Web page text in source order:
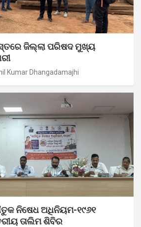
ଜିଲ୍ଲା ପରିଷଦ ମୁଖ୍ୟ
Kumar Dhangadamajhi
ନିଷେଧ ଅଧିନିୟମ-୧୯୬୧
ତାଲିମ ଶିବିର